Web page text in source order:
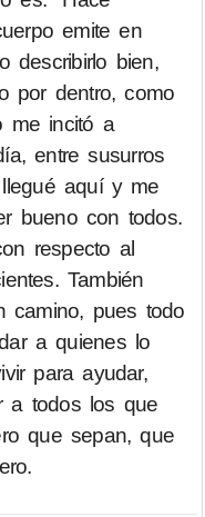
emite en
describirlo bien,
por dentro, como
me incitó a
entre susurros
aquí y me
bueno con todos.
respecto al
También
camino, pues todo
a quienes lo
para ayudar,
a todos los que
que sepan, que